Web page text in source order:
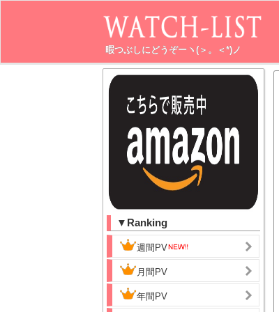
暇つぶしにどうぞーヽ(＞。＜*)ノ
▼Ranking
週間PV
月間PV
年間PV